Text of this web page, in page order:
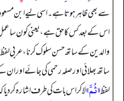
سے بھی ظاہر ہوتا ہے۔ اسی لیے ابن
اس کے بعد کس کا حق ہے، یعنی کون سا
والدین کے ساتھ حسن سلوک کرنا، عربی لفظ
ساتھ بھلائی اور صلہ رحمی کی جائے اور
لفظ«ثُمَّ»لا کر اس بات کی طرف اشارہ کر دیا